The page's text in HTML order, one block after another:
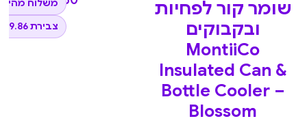
שומר קור לפחיות
ובקבוקים
MontiiCo
Insulated Can &
Bottle Cooler –
Blossom
משלוח מהיר
צבירת 9.86 נקודות